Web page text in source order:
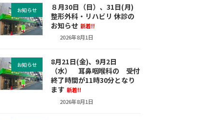
お知らせ
８月30日（日）、31日(月)
整形外科・リハビリ 休診の
お知らせ 新着!!
2026年8月1日
お知らせ
8月21日(金)、9月2日
（水） 耳鼻咽喉科の 受付
終了時間が11時30分となり
ます 新着!!
2026年8月1日